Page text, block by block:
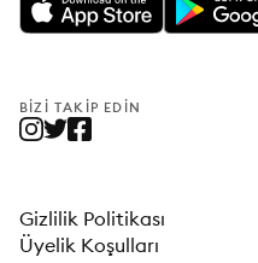
BIZI TAKIP EDIN
Gizlilik Politikası
Üyelik Koşulları